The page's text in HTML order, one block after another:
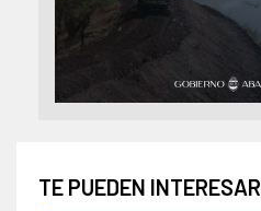
TE PUEDEN INTERESAR